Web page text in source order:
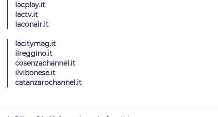
lacplay.it
lactv.it
laconair.it
lacitymag.it
ilreggino.it
cosenzachannel.it
ilvibonese.it
catanzarochannel.it